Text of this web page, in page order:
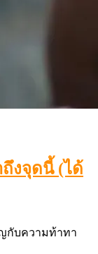
งจุดนี้ (ได้
กับความท้าทา